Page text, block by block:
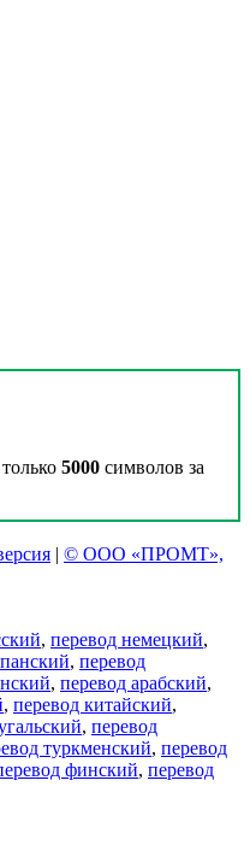
5000 символов за
| © ООО «ПРОМТ»,
, перевод немецкий,
, перевод
, перевод арабский,
, перевод китайский,
, перевод
туркменский, перевод
финский, перевод